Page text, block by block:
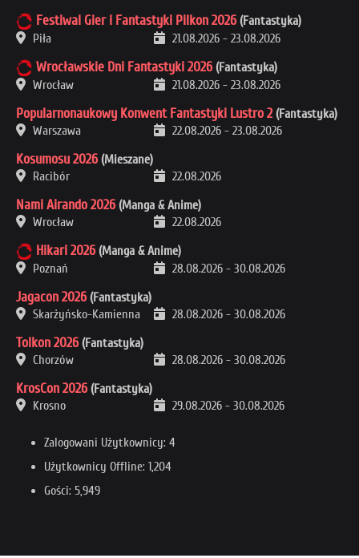
Festiwal Gier i Fantastyki Pilkon 2026 (Fantastyka)
Piła
21.08.2026 - 23.08.2026
Wrocławskie Dni Fantastyki 2026 (Fantastyka)
Wrocław
21.08.2026 - 23.08.2026
Popularnonaukowy Konwent Fantastyki Lustro 2 (Fantastyka)
Warszawa
22.08.2026 - 23.08.2026
Kosumosu 2026 (Mieszane)
Racibór
22.08.2026
Nami Airando 2026 (Manga & Anime)
Wrocław
22.08.2026
Hikari 2026 (Manga & Anime)
Poznań
28.08.2026 - 30.08.2026
Jagacon 2026 (Fantastyka)
Skarżyńsko-Kamienna
28.08.2026 - 30.08.2026
Tolkon 2026 (Fantastyka)
Chorzów
28.08.2026 - 30.08.2026
KrosCon 2026 (Fantastyka)
Krosno
29.08.2026 - 30.08.2026
Zalogowani Użytkownicy: 4
Użytkownicy Offline: 1,204
Gości: 5,949